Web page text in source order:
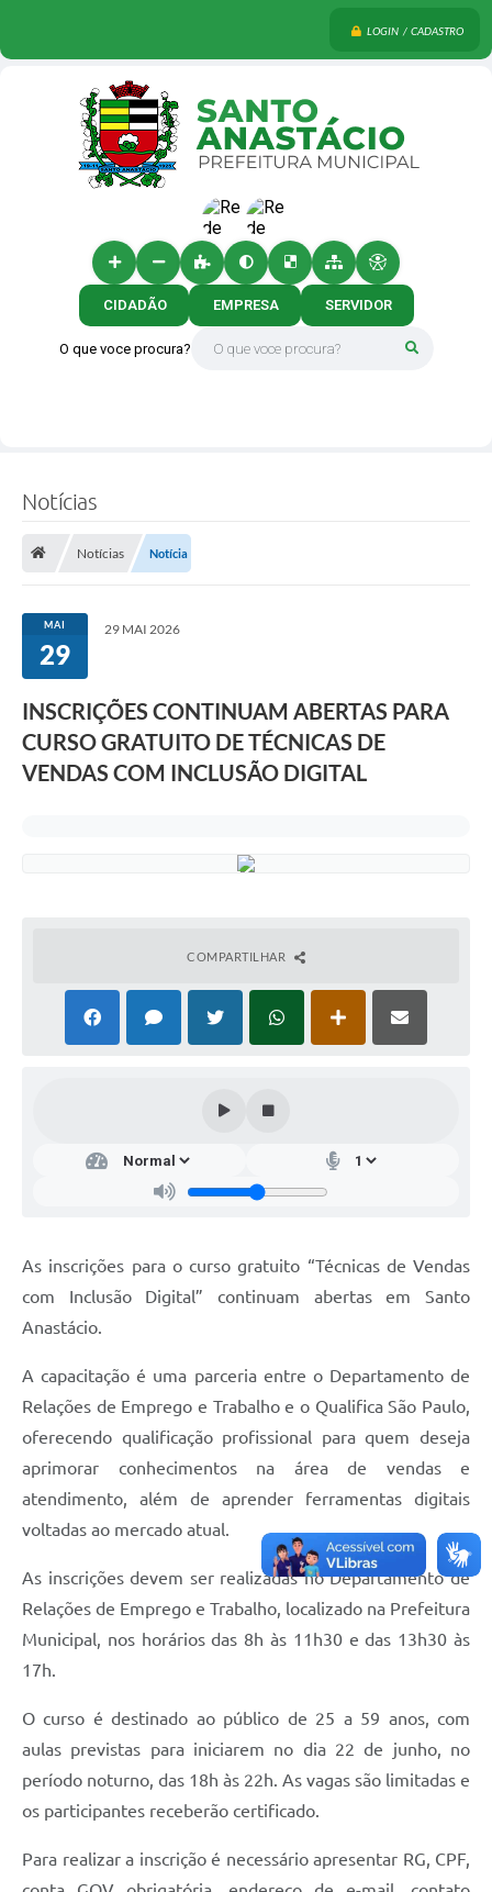
LOGIN / CADASTRO
O que voce procura?
CIDADÃO EMPRESA SERVIDOR
Notícias
Notícias Notícia
MAI
29
29 MAI 2026
INSCRIÇÕES CONTINUAM ABERTAS PARA
CURSO GRATUITO DE TÉCNICAS DE
VENDAS COM INCLUSÃO DIGITAL
COMPARTILHAR
As inscrições para o curso gratuito “Técnicas de Vendas
com Inclusão Digital” continuam abertas em Santo
Anastácio.
A capacitação é uma parceria entre o Departamento de
Relações de Emprego e Trabalho e o Qualifica São Paulo,
oferecendo qualificação profissional para quem deseja
aprimorar conhecimentos na área de vendas e
atendimento, além de aprender ferramentas digitais
voltadas ao mercado atual.
As inscrições devem ser realizadas no Departamento de
Relações de Emprego e Trabalho, localizado na Prefeitura
Municipal, nos horários das 8h às 11h30 e das 13h30 às
17h.
O curso é destinado ao público de 25 a 59 anos, com
aulas previstas para iniciarem no dia 22 de junho, no
período noturno, das 18h às 22h. As vagas são limitadas e
os participantes receberão certificado.
Para realizar a inscrição é necessário apresentar RG, CPF,